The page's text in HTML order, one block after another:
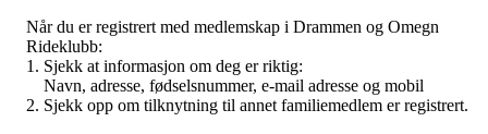
Når du er registrert med medlemskap i Drammen og Omegn
Rideklubb:
1. Sjekk at informasjon om deg er riktig:
Navn, adresse, fødselsnummer, e-mail adresse og mobil
2. Sjekk opp om tilknytning til annet familiemedlem er registrert.